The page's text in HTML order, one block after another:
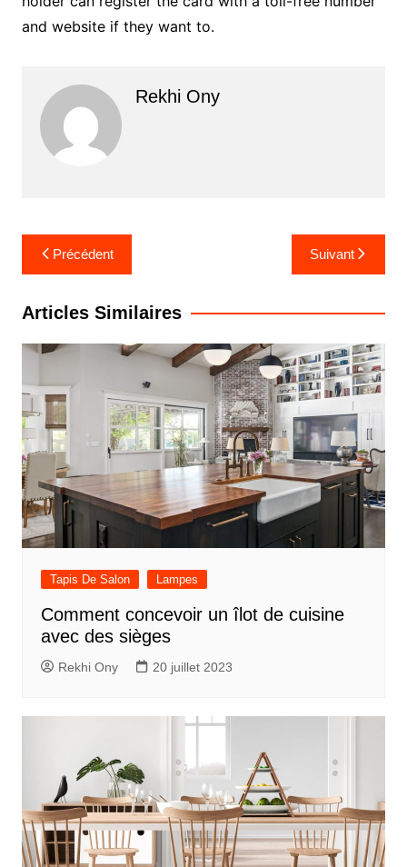
and website if they want to.
Rekhi Ony
Navigation
de
l’article
Précédent Suivant
Articles Similaires
Tapis De Salon Lampes
Comment concevoir un îlot de cuisine
avec des sièges
Rekhi Ony 20 juillet 2023